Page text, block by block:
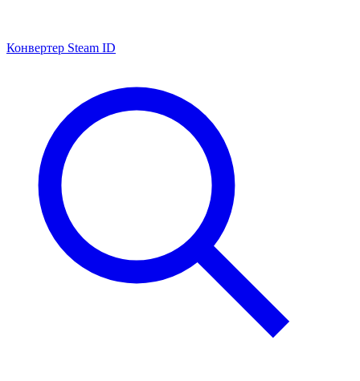
Конвертер Steam ID